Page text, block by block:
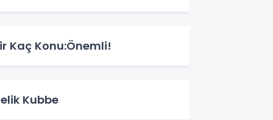
Kaç Konu:Önemli!
Kubbe